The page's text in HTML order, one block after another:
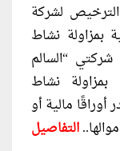
لشركة
بمزاولة نشاط
“السالم
بمزاولة نشاط
مالية أو
التفاصيل